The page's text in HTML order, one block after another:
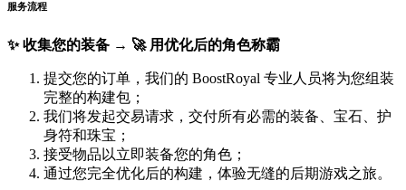
服务流程
✨ 收集您的装备 → 🚀 用优化后的角色称霸
提交您的订单，我们的 BoostRoyal 专业人员将为您组装
完整的构建包；
我们将发起交易请求，交付所有必需的装备、宝石、护
身符和珠宝；
接受物品以立即装备您的角色；
通过您完全优化后的构建，体验无缝的后期游戏之旅。